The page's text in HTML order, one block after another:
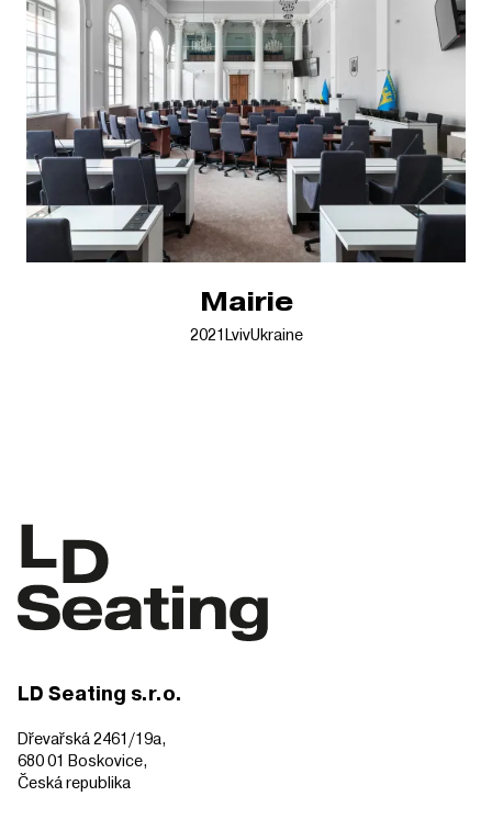
Mairie
2021LvivUkraine
LD Seating s.r.o.
Dřevařská 2461/19a,
680 01 Boskovice,
Česká republika